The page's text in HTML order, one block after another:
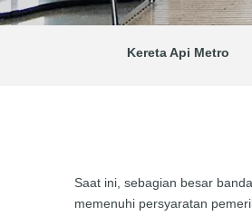
Kereta Api Metro
Saat ini, sebagian besar
memenuhi persyaratan